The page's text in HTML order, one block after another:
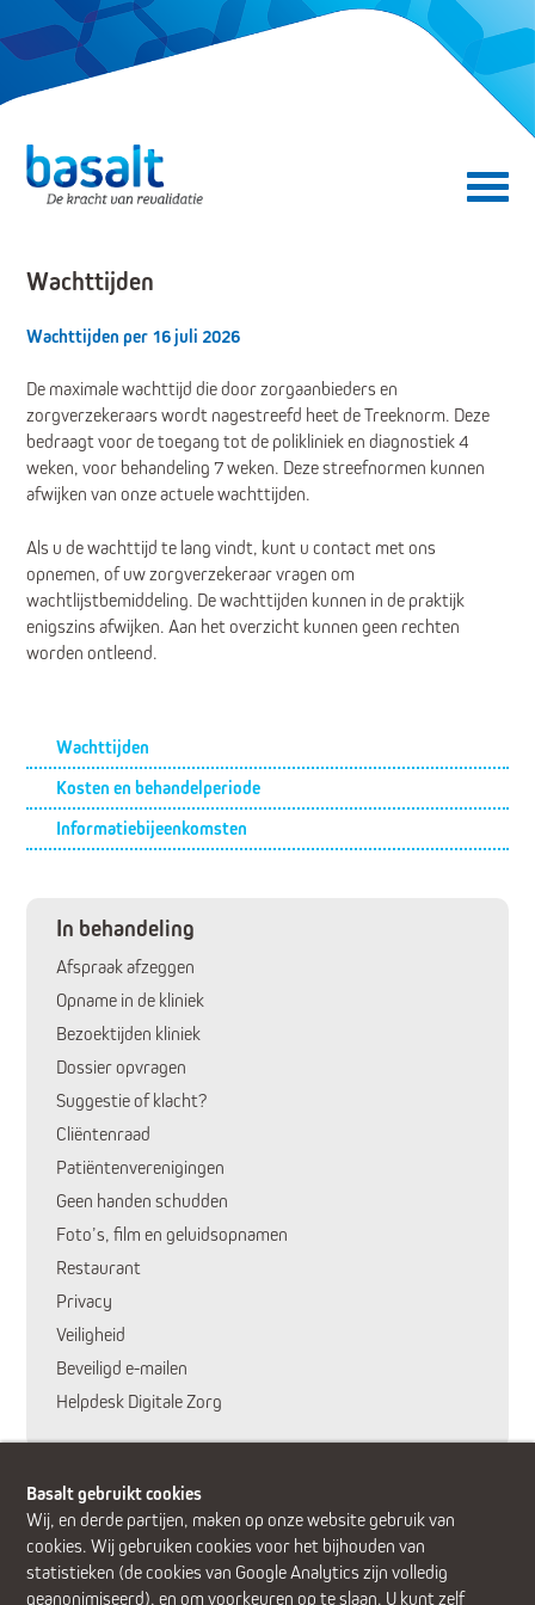
Direct naar de contentDirect naar de navigatie
Wachttijden
Wachttijden per 16 juli 2026
De maximale wachttijd die door zorgaanbieders en
zorgverzekeraars wordt nagestreefd heet de Treeknorm. Deze
bedraagt voor de toegang tot de polikliniek en diagnostiek 4
weken, voor behandeling 7 weken. Deze streefnormen kunnen
afwijken van onze actuele wachttijden.
Als u de wachttijd te lang vindt, kunt u contact met ons
opnemen, of uw zorgverzekeraar vragen om
wachtlijstbemiddeling. De wachttijden kunnen in de praktijk
enigszins afwijken. Aan het overzicht kunnen geen rechten
worden ontleend.
Submenu
Wachttijden
Kosten en behandelperiode
Informatiebijeenkomsten
In behandeling
Afspraak afzeggen
Opname in de kliniek
Bezoektijden kliniek
Dossier opvragen
Suggestie of klacht?
Cliëntenraad
Patiëntenverenigingen
Geen handen schudden
Foto’s, film en geluidsopnamen
Restaurant
Privacy
Veiligheid
Beveiligd e-mailen
Helpdesk Digitale Zorg
Basalt gebruikt cookies
Wij, en derde partijen, maken op onze website gebruik van
cookies. Wij gebruiken cookies voor het bijhouden van
statistieken (de cookies van Google Analytics zijn volledig
geanonimiseerd), en om voorkeuren op te slaan. U kunt zelf